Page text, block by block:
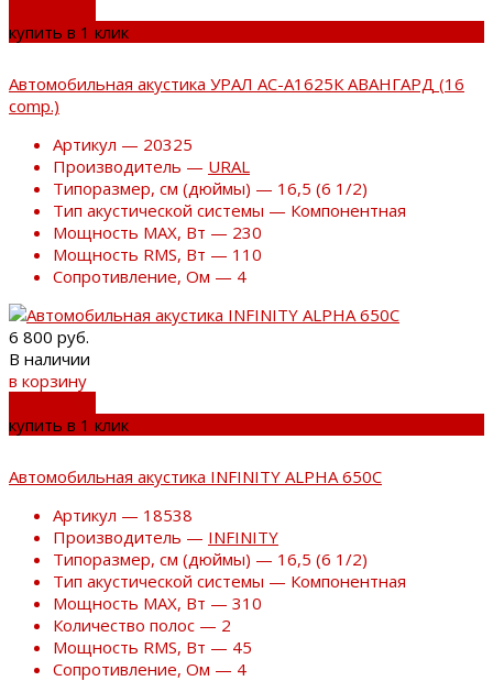
купить в 1 клик
Автомобильная акустика УРАЛ АС-А1625К АВАНГАРД (16
comp.)
Артикул — 20325
Производитель — URAL
Типоразмер, см (дюймы) — 16,5 (6 1/2)
Тип акустической системы — Компонентная
Мощность MAX, Вт — 230
Мощность RMS, Вт — 110
Сопротивление, Ом — 4
6 800 руб.
В наличии
в корзину
купить в 1 клик
Автомобильная акустика INFINITY ALPHA 650С
Артикул — 18538
Производитель — INFINITY
Типоразмер, см (дюймы) — 16,5 (6 1/2)
Тип акустической системы — Компонентная
Мощность MAX, Вт — 310
Количество полос — 2
Мощность RMS, Вт — 45
Сопротивление, Ом — 4